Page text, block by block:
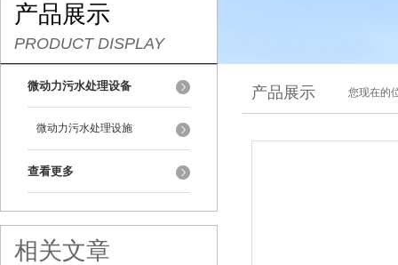
产品展示
PRODUCT DISPLAY
微动力污水处理设备
微动力污水处理设施
查看更多
相关文章
产品展示 您现在的